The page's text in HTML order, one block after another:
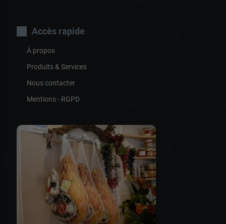
Accès rapide
À propos
Produits & Services
Nous contacter
Mentions - RGPD